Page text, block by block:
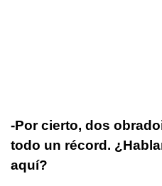
-Por cierto, dos
todo un récord.
aquí?